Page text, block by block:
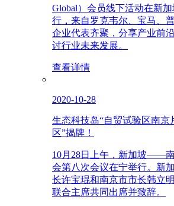
Global）会员线下活动在新
行，来自罗克韦尔、宝马、
企业代表齐聚，分享产业前
讨行业未来发展。
查看详情
2020-10-28
生态科技岛“自贸试验区南京
区”揭牌！
10月28日上午，新加坡——
会第八次会议在宁举行。新
长许宝琨和南京市市长韩立
联合主席共同出席并致辞。